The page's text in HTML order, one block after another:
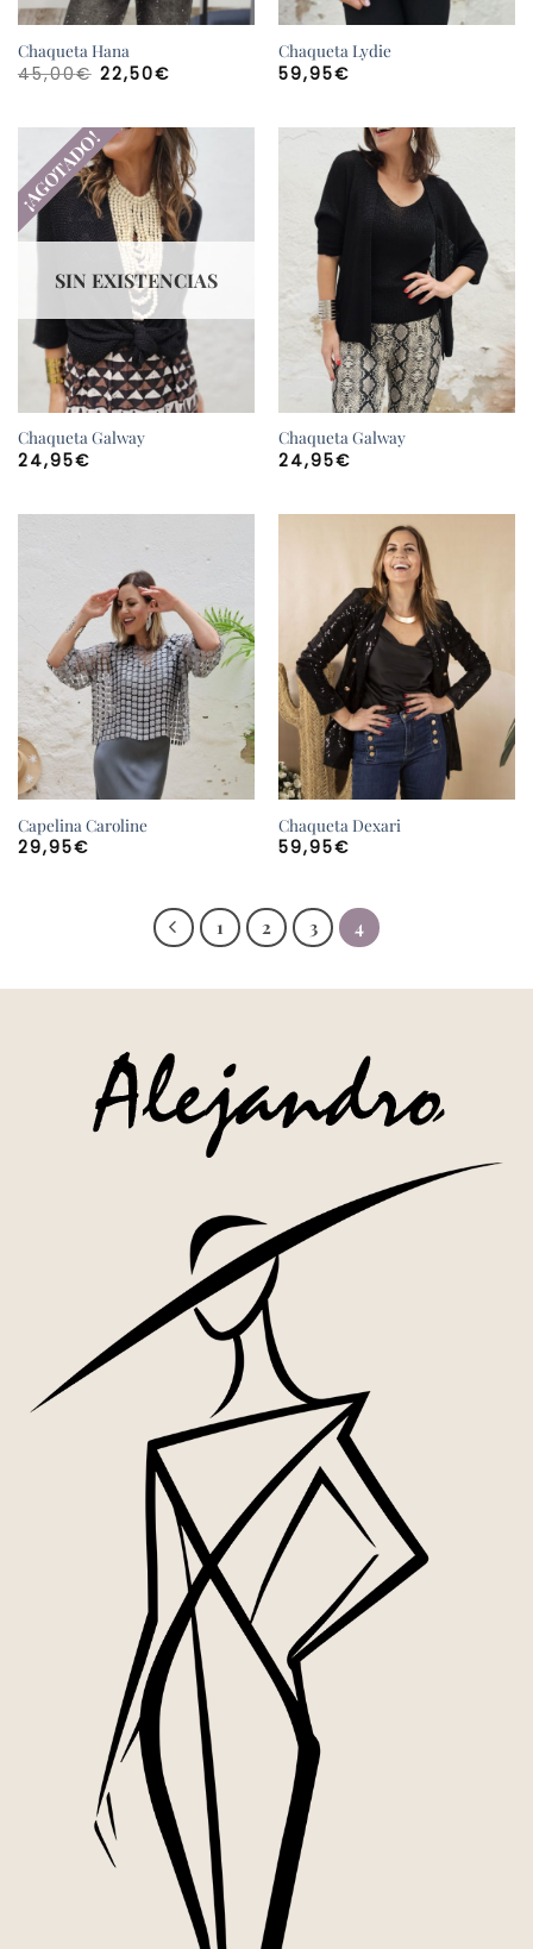
Chaqueta Hana
45,00€ El
precio
45,00€.
22,50€El
22,50€.
Chaqueta Lydie
59,95€
¡AGOTADO!
SIN EXISTENCIAS
Chaqueta Galway
24,95€
Chaqueta Galway
24,95€
Capelina Caroline
29,95€
Chaqueta Dexari
59,95€
1 2 3 4